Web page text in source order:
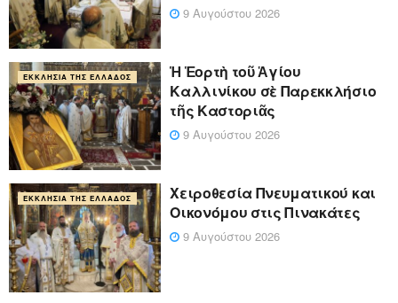
9 Αυγούστου 2026
ΕΚΚΛΗΣΊΑ ΤΗΣ ΕΛΛΆΔΟΣ
Ἡ Ἑορτὴ τοῦ Ἁγίου
Καλλινίκου σὲ Παρεκκλήσιο
τῆς Καστοριᾶς
9 Αυγούστου 2026
ΕΚΚΛΗΣΊΑ ΤΗΣ ΕΛΛΆΔΟΣ
Χειροθεσία Πνευματικού και
Οικονόμου στις Πινακάτες
9 Αυγούστου 2026